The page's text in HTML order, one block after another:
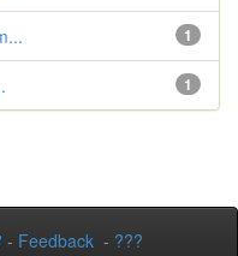
1
1
- Feedback - ???